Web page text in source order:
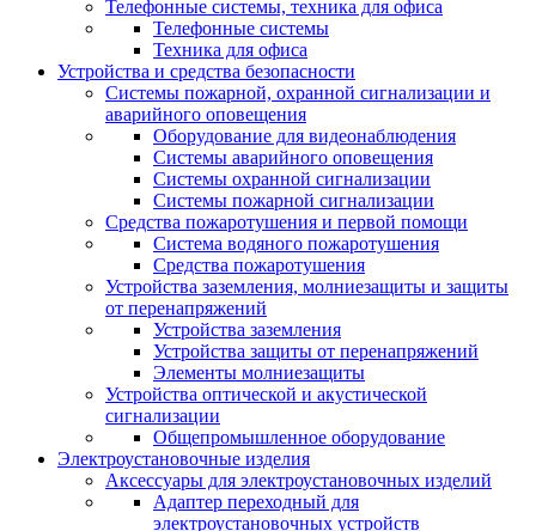
Телефонные системы, техника для офиса
Телефонные системы
Техника для офиса
Устройства и средства безопасности
Системы пожарной, охранной сигнализации и
аварийного оповещения
Оборудование для видеонаблюдения
Системы аварийного оповещения
Системы охранной сигнализации
Системы пожарной сигнализации
Средства пожаротушения и первой помощи
Система водяного пожаротушения
Средства пожаротушения
Устройства заземления, молниезащиты и защиты
от перенапряжений
Устройства заземления
Устройства защиты от перенапряжений
Элементы молниезащиты
Устройства оптической и акустической
сигнализации
Общепромышленное оборудование
Электроустановочные изделия
Аксессуары для электроустановочных изделий
Адаптер переходный для
электроустановочных устройств